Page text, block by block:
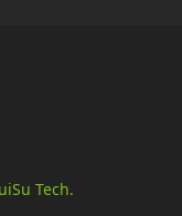
Tech.